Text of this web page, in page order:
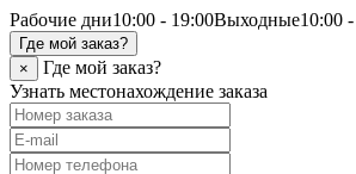
Рабочие дни10:00 - 19:00Выходные10:00
Где мой заказ?
×
Где мой заказ?
Узнать местонахождение заказа